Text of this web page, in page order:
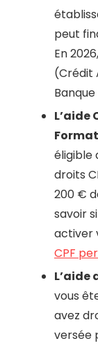
peut
En
(Crédit
L’aide
éligible
droits
200 €
savoir
activer
CPF
L’aide
vous
avez
versée